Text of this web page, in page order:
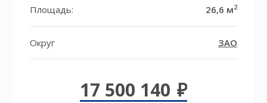
Площадь: 26,6 м2
Округ ЗАО
17 500 140